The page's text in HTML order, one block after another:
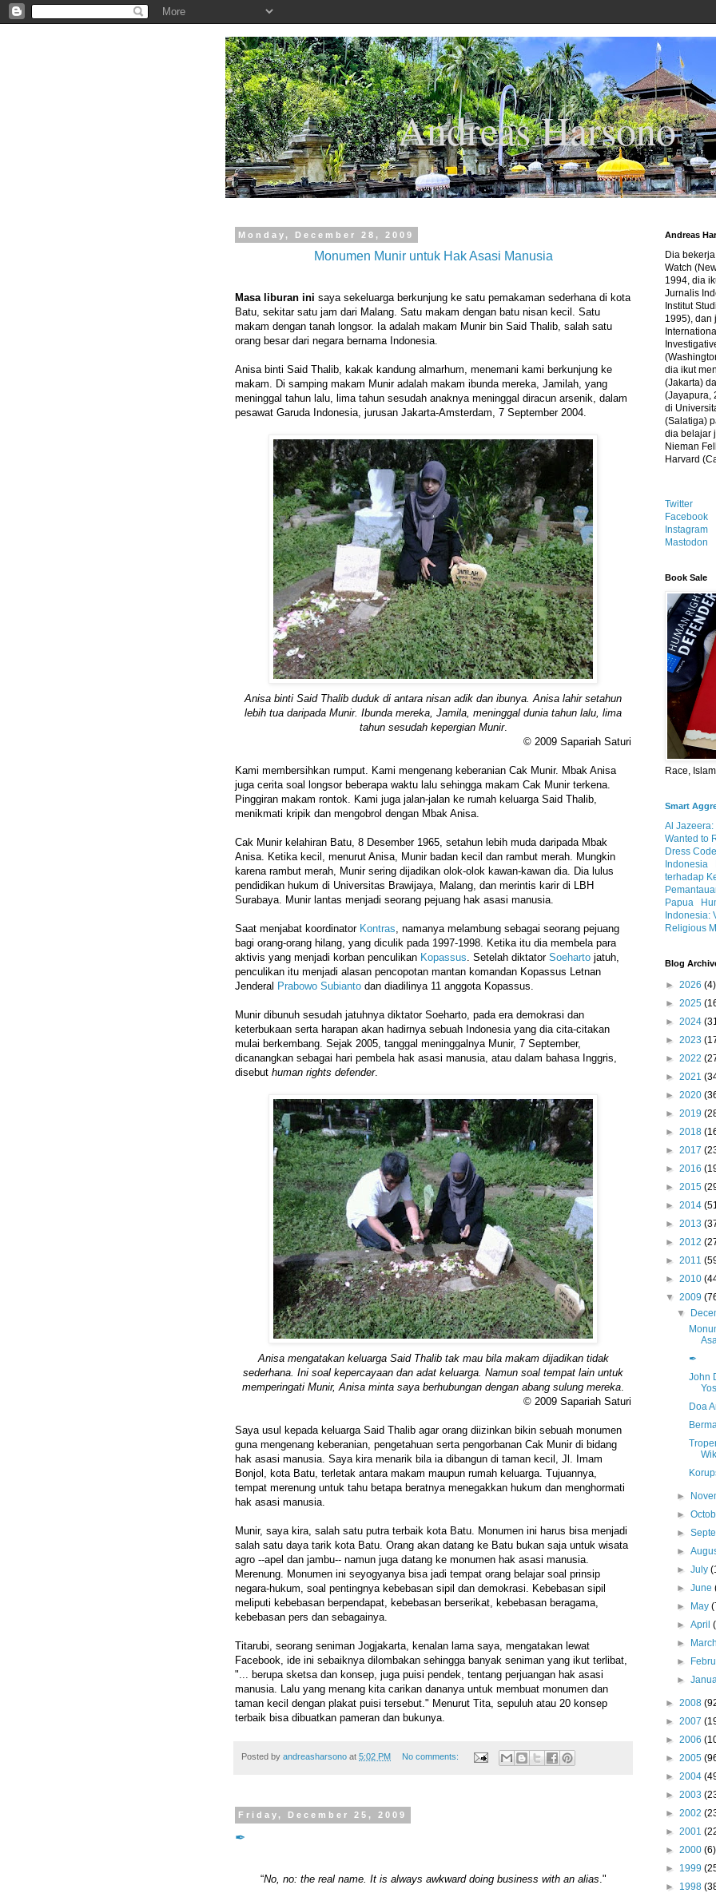
.
Andreas Harsono
Monday, December 28, 2009
Monumen Munir untuk Hak Asasi Manusia
Masa liburan ini saya sekeluarga berkunjung ke satu pemakaman sederhana di kota
Batu, sekitar satu jam dari Malang. Satu makam dengan batu nisan kecil. Satu
makam dengan tanah longsor. Ia adalah makam Munir bin Said Thalib, salah satu
orang besar dari negara bernama Indonesia.
Anisa binti Said Thalib, kakak kandung almarhum, menemani kami berkunjung ke
makam. Di samping makam Munir adalah makam ibunda mereka, Jamilah, yang
meninggal tahun lalu, lima tahun sesudah anaknya meninggal diracun arsenik, dalam
pesawat Garuda Indonesia, jurusan Jakarta-Amsterdam, 7 September 2004.
Anisa binti Said Thalib duduk di antara nisan adik dan ibunya. Anisa lahir setahun
lebih tua daripada Munir. Ibunda mereka, Jamila, meninggal dunia tahun lalu, lima
tahun sesudah kepergian Munir.
© 2009 Sapariah Saturi
Kami membersihkan rumput. Kami mengenang keberanian Cak Munir. Mbak Anisa
juga cerita soal longsor beberapa waktu lalu sehingga makam Cak Munir terkena.
Pinggiran makam rontok. Kami juga jalan-jalan ke rumah keluarga Said Thalib,
menikmati kripik dan mengobrol dengan Mbak Anisa.
Cak Munir kelahiran Batu, 8 Desember 1965, setahun lebih muda daripada Mbak
Anisa. Ketika kecil, menurut Anisa, Munir badan kecil dan rambut merah. Mungkin
karena rambut merah, Munir sering dijadikan olok-olok kawan-kawan dia. Dia lulus
pendidikan hukum di Universitas Brawijaya, Malang, dan merintis karir di LBH
Surabaya. Munir lantas menjadi seorang pejuang hak asasi manusia.
Saat menjabat koordinator Kontras, namanya melambung sebagai seorang pejuang
bagi orang-orang hilang, yang diculik pada 1997-1998. Ketika itu dia membela para
aktivis yang menjadi korban penculikan Kopassus. Setelah diktator Soeharto jatuh,
penculikan itu menjadi alasan pencopotan mantan komandan Kopassus Letnan
Jenderal Prabowo Subianto dan diadilinya 11 anggota Kopassus.
Munir dibunuh sesudah jatuhnya diktator Soeharto, pada era demokrasi dan
keterbukaan serta harapan akan hadirnya sebuah Indonesia yang dia cita-citakan
mulai berkembang. Sejak 2005, tanggal meninggalnya Munir, 7 September,
dicanangkan sebagai hari pembela hak asasi manusia, atau dalam bahasa Inggris,
disebut human rights defender.
Anisa mengatakan keluarga Said Thalib tak mau bila makam dijadikan tidak
sederhana. Ini soal kepercayaan dan adat keluarga. Namun soal tempat lain untuk
memperingati Munir, Anisa minta saya berhubungan dengan abang sulung mereka.
© 2009 Sapariah Saturi
Saya usul kepada keluarga Said Thalib agar orang diizinkan bikin sebuah monumen
guna mengenang keberanian, pengetahuan serta pengorbanan Cak Munir di bidang
hak asasi manusia. Saya kira menarik bila ia dibangun di taman kecil, Jl. Imam
Bonjol, kota Batu, terletak antara makam maupun rumah keluarga. Tujuannya,
tempat merenung untuk tahu betapa beratnya menegakkan hukum dan menghormati
hak asasi manusia.
Munir, saya kira, salah satu putra terbaik kota Batu. Monumen ini harus bisa menjadi
salah satu daya tarik kota Batu. Orang akan datang ke Batu bukan saja untuk wisata
agro --apel dan jambu-- namun juga datang ke monumen hak asasi manusia.
Merenung. Monumen ini seyogyanya bisa jadi tempat orang belajar soal prinsip
negara-hukum, soal pentingnya kebebasan sipil dan demokrasi. Kebebasan sipil
meliputi kebebasan berpendapat, kebebasan berserikat, kebebasan beragama,
kebebasan pers dan sebagainya.
Titarubi, seorang seniman Jogjakarta, kenalan lama saya, mengatakan lewat
Facebook, ide ini sebaiknya dilombakan sehingga banyak seniman yang ikut terlibat,
"... berupa sketsa dan konsep, juga puisi pendek, tentang perjuangan hak asasi
manusia. Lalu yang menang kita carikan dananya untuk membuat monumen dan
taman kecil dengan plakat puisi tersebut." Menurut Tita, sepuluh atau 20 konsep
terbaik bisa dibuatkan pameran dan bukunya.
Posted by andreasharsono at 5:02 PM No comments:
Friday, December 25, 2009
✒
“No, no: the real name. It is always awkward doing business with an alias ."
Andreas
Dia
Watch
1994, dia
Jurnalis
Institut
1995), dan
dia ikut
(Jakarta)
(Jayapura,
di
(Salatiga)
dia belajar
Nieman
Harvard
Twitter
Facebook
Instagram
Mastodon
Book Sale
Race,
Smart
Al Jazeera:
Wanted to
Dress
Indonesia
terhadap
Papua
Indonesia:
Religious
Blog
► 2026 (4)
► 2025
► 2024
► 2023
► 2022
► 2021
► 2020
► 2019
► 2018
► 2017
► 2016
► 2015
► 2014
► 2013
► 2012
► 2011
► 2010
▼ 2009
▼
✒
John
Doa
►
►
►
►
►July
►June
►
May
►April
►
►
►
► 2008
► 2007
► 2006
► 2005
► 2004
► 2003
► 2002
► 2001
► 2000 (6)
► 1999
► 1998